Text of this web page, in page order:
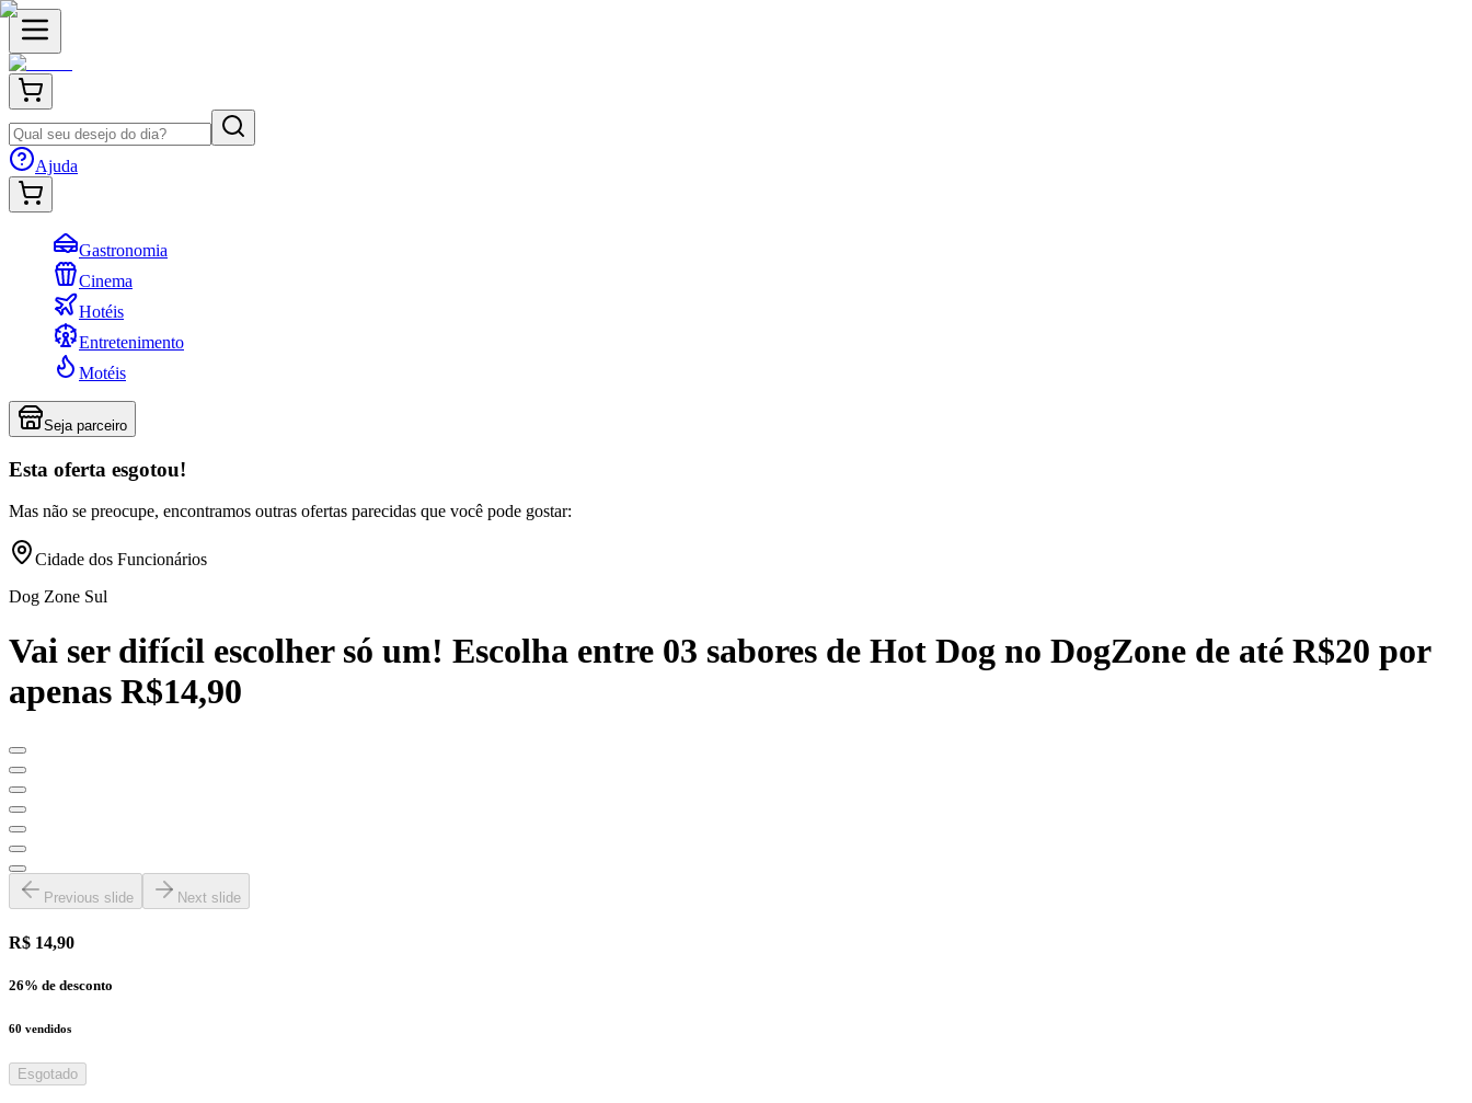
Ajuda
Gastronomia
Cinema
Hotéis
Entretenimento
Motéis
Seja parceiro
Esta oferta esgotou!
Mas não se preocupe, encontramos outras ofertas parecidas que você pode gostar:
Cidade dos Funcionários
Dog Zone Sul
Vai ser difícil escolher só um! Escolha entre 03 sabores de Hot Dog no DogZone de até R$20 por
apenas R$14,90
Previous slide Next slide
R$ 14,90
26% de desconto
60 vendidos
Esgotado